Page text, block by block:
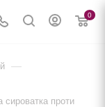
0
—
сироватка проти